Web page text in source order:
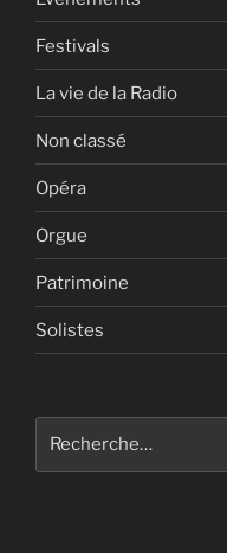
Festivals
La vie de la Radio
Non classé
Opéra
Orgue
Patrimoine
Solistes